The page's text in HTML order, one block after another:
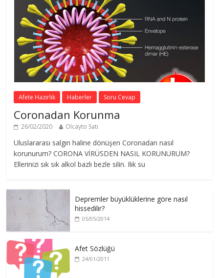
Afete Hazırlık Haberler Soru Cevap
Coronadan Korunma
26/02/2020 Olcayto Satı
Uluslararası salgın haline dönüşen Coronadan nasıl
korunurum? CORONA VİRÜSDEN NASIL KORUNURUM?
Ellerinizi sık sık alkol bazlı bezle silin. Ilık su
Depremler büyüklüklerine göre nasıl
hissedilir?
05/05/2014
Afet Sözlüğü
24/01/2011